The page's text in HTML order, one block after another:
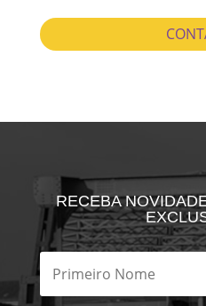
RECEBA